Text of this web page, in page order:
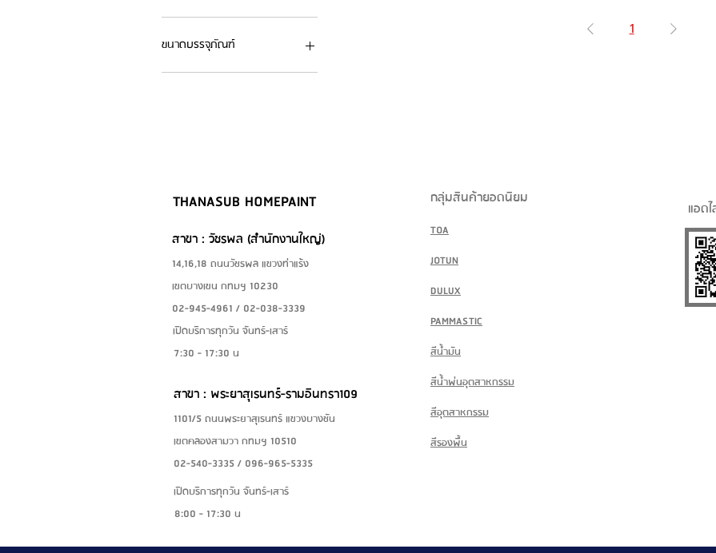
ขนาดบรรจุภัณฑ์
1 GL
1
THANASUB HOMEPAINT
สาขา : วัชรพล (สำนักงานใหญ่)
14,16,18 ถนนวัชรพล แขวงท่าแร้ง
เขตบางเขน กทมฯ 10230
02-945-4961 / 02-038-3339
เปิดบริการทุกวัน จันทร์-เสาร์
7:30 - 17:30 น
สาขา : พระยาสุเรนทร์-รามอินทรา109
1101/5 ถนนพระยาสุเรนทร์ แขวงบางชัน
เขตคลองสามวา กทมฯ 10510
02-540-3335 / 096-965-5335
เปิดบริการทุกวัน จันทร์-เสาร์
8:00 - 17:30 น
กลุ่มสินค้ายอดนิยม
TOA
JOTUN
DULUX
PAMMASTIC
สีน้ำมัน
สีน้ำพ่นอุตสาหกรรม
สีอุตสาหกรรม
สีรองพื้น
แอด